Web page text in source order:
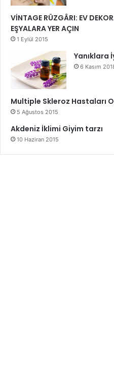
VİNTAGE RÜZGÂRI: EV
EŞYALARA YER AÇIN
1 Eylül 2015
Yanıklara
6 Kasım
Multiple Skleroz Hastaları
5 Ağustos 2015
Akdeniz İklimi Giyim tarzı
10 Haziran 2015